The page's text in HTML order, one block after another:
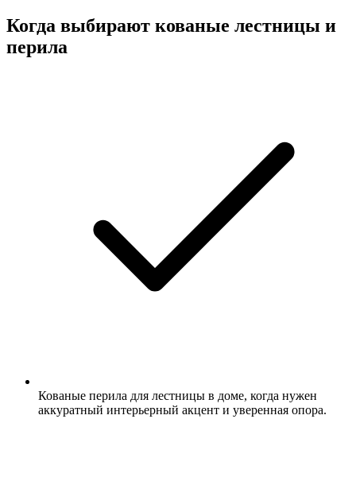
Когда выбирают кованые лестницы и
перила
Кованые перила для лестницы в доме, когда нужен
аккуратный интерьерный акцент и уверенная опора.